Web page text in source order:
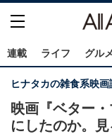
連載 ライフ グルメ
ヒナタカの雑食系映画
映画『ベター
にしたのか。